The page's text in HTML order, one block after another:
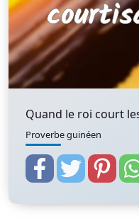
Quand le roi court
Proverbe guinéen